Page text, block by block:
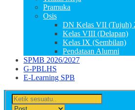
Pramuka
Osis
DN Kelas VII (Tujuh)
Kelas VIII (Delapan)
Kelas IX (Sembilan)
Pendataan Alumni
SPMB 2026/2027
G-PBLHS
E-Learning SPB